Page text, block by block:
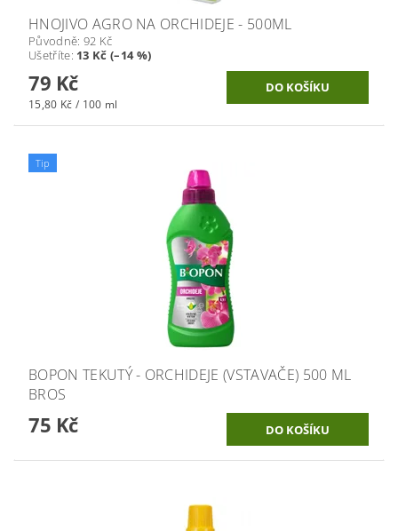
HNOJIVO AGRO NA ORCHIDEJE - 500ML
Původně: 92 Kč
Ušetříte: 13 Kč (–14 %)
79 Kč
15,80 Kč / 100 ml
Tip
BOPON TEKUTÝ - ORCHIDEJE (VSTAVAČE) 500 ML
BROS
75 Kč